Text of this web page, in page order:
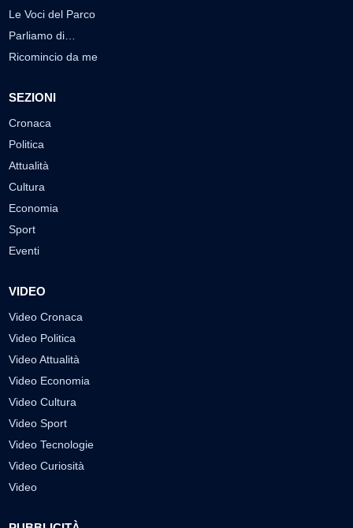
Le Voci del Parco
Parliamo di…
Ricomincio da me
SEZIONI
Cronaca
Politica
Attualità
Cultura
Economia
Sport
Eventi
VIDEO
Video Cronaca
Video Politica
Video Attualità
Video Economia
Video Cultura
Video Sport
Video Tecnologie
Video Curiosità
Video